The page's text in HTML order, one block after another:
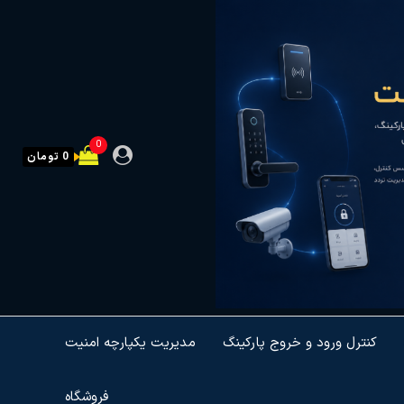
0
0 تومان
مدیریت یکپارچه امنیت کنترل ورود و خروج پارکینگ
فروشگاه